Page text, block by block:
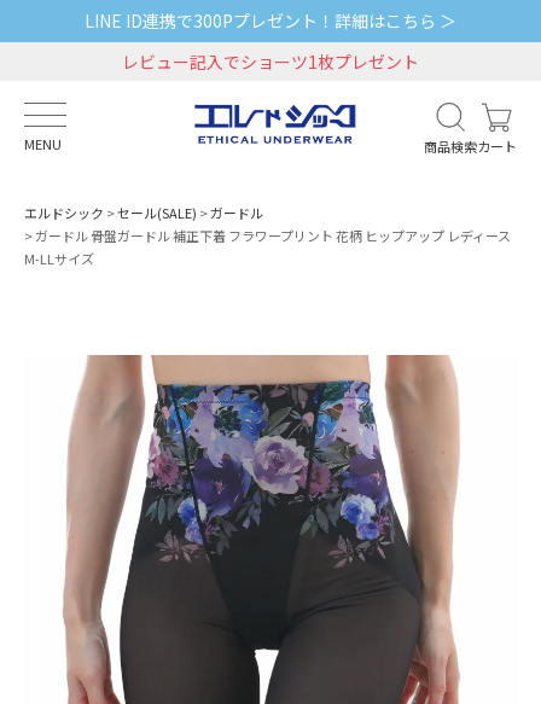
LINE ID連携で300Pプレゼント！詳細はこちら ＞
レビュー記入でショーツ1枚プレゼント
MENU 商品検索カート
エルドシック セール(SALE)
ガードル
ガードル 骨盤ガードル 補正下着 フラワープリント 花柄 ヒップアップ レディース
M-LLサイズ